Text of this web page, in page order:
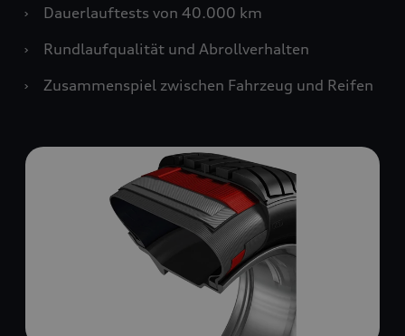
›
Dauerlauftests von 40.000 km
›
Rundlaufqualität und Abrollverhalten
›
Zusammenspiel zwischen Fahrzeug und Reifen